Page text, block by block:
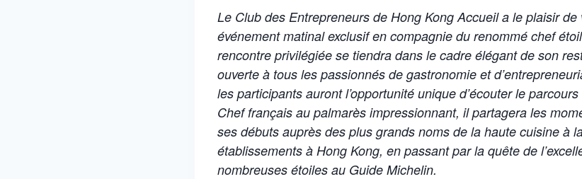
Le Club des Entrepreneurs de Hong Kong Accueil a le plaisir
événement matinal exclusif en compagnie du renommé chef
rencontre privilégiée se tiendra dans le cadre élégant de son
ouverte à tous les passionnés de gastronomie et
les participants auront l’opportunité unique d’écouter le
Chef français au palmarès impressionnant, il partagera les
ses débuts auprès des plus grands noms de la haute cuisine à
établissements à Hong Kong, en passant par la quête de
nombreuses étoiles au Guide Michelin.